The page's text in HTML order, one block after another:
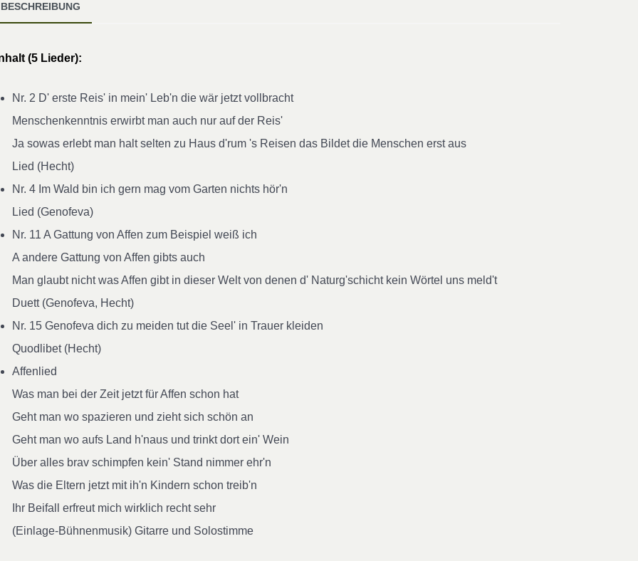
BESCHREIBUNG
(5 Lieder):
Nr. 2 D' erste Reis' in mein' Leb'n die wär jetzt vollbracht
Menschenkenntnis erwirbt man auch nur auf der Reis'
Ja sowas erlebt man halt selten zu Haus d'rum 's Reisen das Bildet die Menschen erst aus
Lied (Hecht)
Nr. 4 Im Wald bin ich gern mag vom Garten nichts hör'n
Lied (Genofeva)
Nr. 11 A Gattung von Affen zum Beispiel weiß ich
A andere Gattung von Affen gibts auch
Man glaubt nicht was Affen gibt in dieser Welt von denen d' Naturg'schicht kein Wörtel uns meld't
Duett (Genofeva, Hecht)
Nr. 15 Genofeva dich zu meiden tut die Seel' in Trauer kleiden
Quodlibet (Hecht)
Affenlied
Was man bei der Zeit jetzt für Affen schon hat
Geht man wo spazieren und zieht sich schön an
Geht man wo aufs Land h'naus und trinkt dort ein' Wein
Über alles brav schimpfen kein' Stand nimmer ehr'n
Was die Eltern jetzt mit ih'n Kindern schon treib'n
Ihr Beifall erfreut mich wirklich recht sehr
(Einlage-Bühnenmusik) Gitarre und Solostimme